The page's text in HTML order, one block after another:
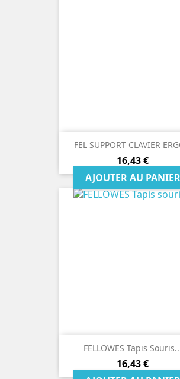
FEL SUPPORT CLAVIER
Prix
16,43 €
AJOUTER AU PANIER
FELLOWES Tapis
Prix
16,43 €